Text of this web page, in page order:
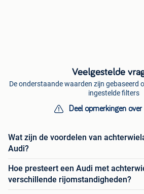
Veelgestelde
De onderstaande waarden zijn gebaseerd
ingestelde filters
Deel opmerkingen over
Wat zijn de voordelen van
Audi?
Hoe presteert een Audi met
verschillende rijomstandigheden?